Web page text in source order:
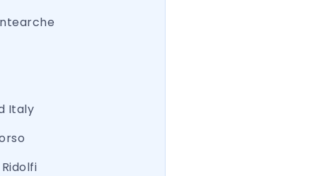
Italy